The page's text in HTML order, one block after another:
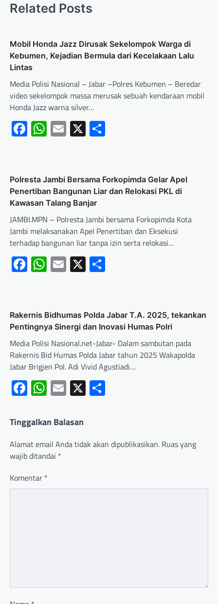
Related Posts
Mobil Honda Jazz Dirusak Sekelompok Warga di
Kebumen, Kejadian Bermula dari Kecelakaan Lalu
Lintas
Media Polisi Nasional – Jabar –Polres Kebumen – Beredar
video sekelompok massa merusak sebuah kendaraan mobil
Honda Jazz warna silver…
Facebook
WhatsApp
Email
X
Polresta Jambi Bersama Forkopimda Gelar Apel
Penertiban Bangunan Liar dan Relokasi PKL di
Kawasan Talang Banjar
JAMBI.MPN – Polresta Jambi bersama Forkopimda Kota
Jambi melaksanakan Apel Penertiban dan Eksekusi
terhadap bangunan liar tanpa izin serta relokasi…
Facebook
WhatsApp
Email
X
Rakernis Bidhumas Polda Jabar T.A. 2025, tekankan
Pentingnya Sinergi dan Inovasi Humas Polri
Media Polisi Nasional.net-Jabar- Dalam sambutan pada
Rakernis Bid Humas Polda Jabar tahun 2025 Wakapolda
Jabar Brigjen Pol. Adi Vivid Agustiadi…
Facebook
WhatsApp
Email
X
Tinggalkan Balasan
Alamat email Anda tidak akan dipublikasikan. Ruas yang
wajib ditandai *
Komentar *